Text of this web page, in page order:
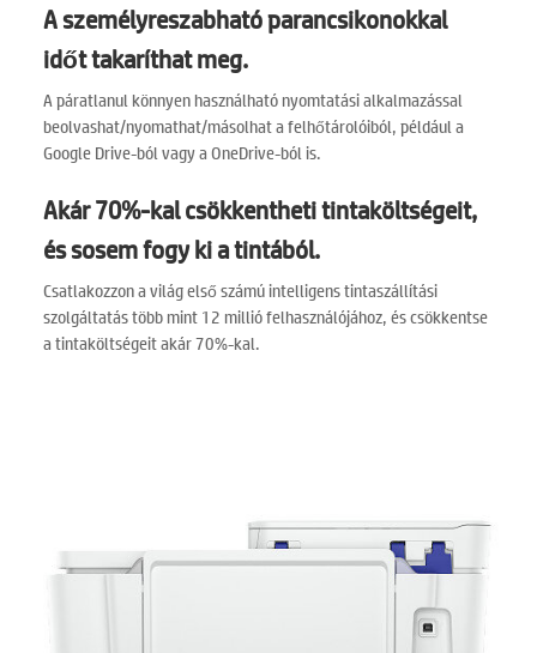
A személyreszabható parancsikonokkal
időt takaríthat meg.
A páratlanul könnyen használható nyomtatási alkalmazással
beolvashat/nyomathat/másolhat a felhőtárolóiból, például a
Google Drive-ból vagy a OneDrive-ból is.
Akár 70%-kal csökkentheti tintaköltségeit,
és sosem fogy ki a tintából.
Csatlakozzon a világ első számú intelligens tintaszállítási
szolgáltatás több mint 12 millió felhasználójához, és csökkentse
a tintaköltségeit akár 70%-kal.